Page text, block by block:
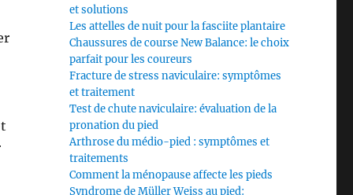
et solutions
Les attelles de nuit pour la fasciite plantaire
Chaussures de course New Balance: le choix
parfait pour les coureurs
Fracture de stress naviculaire: symptômes
et traitement
Test de chute naviculaire: évaluation de la
pronation du pied
Arthrose du médio-pied : symptômes et
traitements
Comment la ménopause affecte les pieds
Syndrome de Müller Weiss au pied: